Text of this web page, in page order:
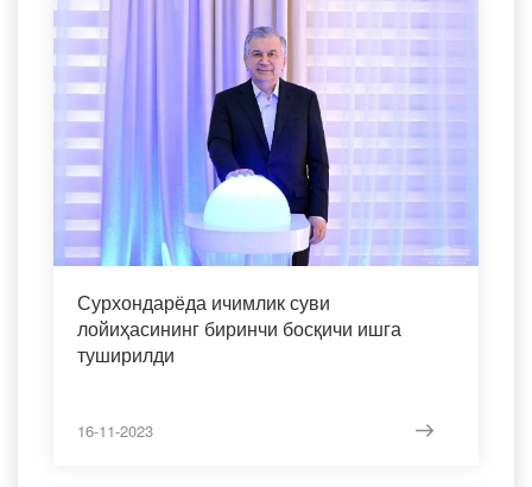
Сурхондарёда ичимлик суви
лойиҳасининг биринчи босқичи ишга
туширилди
16-11-2023